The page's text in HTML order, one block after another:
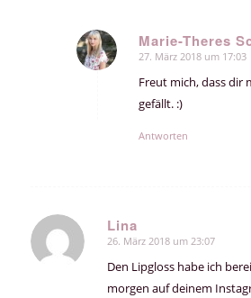
Marie-Theres
sagte:
27. März 2018 um 17:03
Freut mich, dass dir
gefällt. :)
Antworten
Lina
sagte:
26. März 2018 um 23:07
Den Lipgloss habe ich
morgen auf deinem